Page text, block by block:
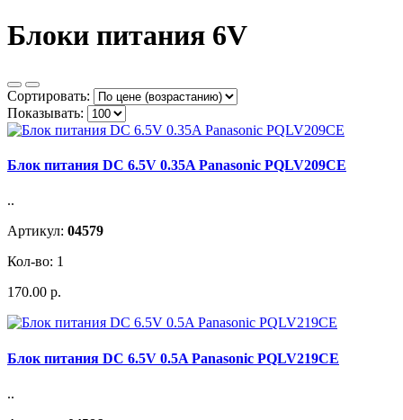
Блоки питания 6V
Сортировать:
Показывать:
Блок питания DC 6.5V 0.35A Panasonic PQLV209CE
..
Артикул: 04579
Кол-во: 1
170.00 р.
Блок питания DC 6.5V 0.5A Panasonic PQLV219CE
..